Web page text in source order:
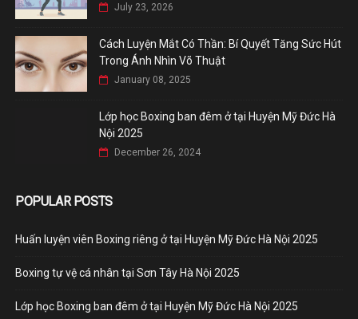
July 23, 2026
Cách Luyện Mắt Có Thần: Bí Quyết Tăng Sức Hút
Trong Ánh Nhìn Võ Thuật
January 08, 2025
Lớp học Boxing ban đêm ở tại Huyện Mỹ Đức Hà
Nội 2025
December 26, 2024
POPULAR POSTS
Huấn luyện viên Boxing riêng ở tại Huyện Mỹ Đức Hà Nội 2025
Boxing tự vệ cá nhân tại Sơn Tây Hà Nội 2025
Lớp học Boxing ban đêm ở tại Huyện Mỹ Đức Hà Nội 2025